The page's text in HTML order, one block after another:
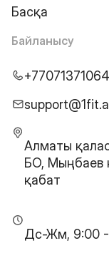
Басқа
Байланысу
+77071371064
Алматы
БО, Мыңбаев
қабат
Дс-Жм, 9:00 -